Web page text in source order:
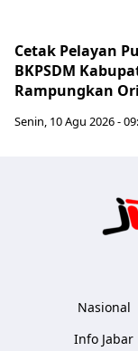
Cetak Pelayan
BKPSDM
Rampungkan
Senin, 10 Agu 2026 -
Nasional
Info Jabar